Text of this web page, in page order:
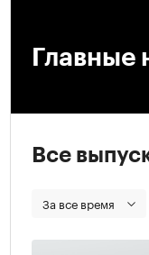
Главные
Все
За все время